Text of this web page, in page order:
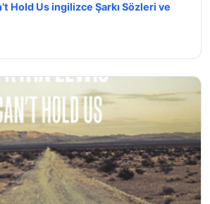
Hold Us ingilizce Şarkı Sözleri ve